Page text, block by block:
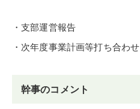
・支部運営報告
・次年度事業計画等打ち合わせ
幹事のコメント